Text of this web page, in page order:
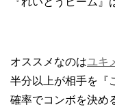
オススメなのはユキ
半分以上が相手を『
確率でコンボを決め